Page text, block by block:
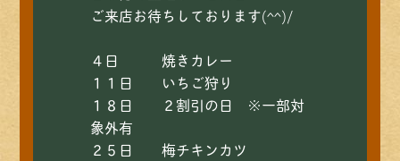
ご来店お待ちしております(^^)/
４日 焼きカレー
１１日 いちご狩り
１８日 ２割引の日 ※一部対
象外有
２５日 梅チキンカツ